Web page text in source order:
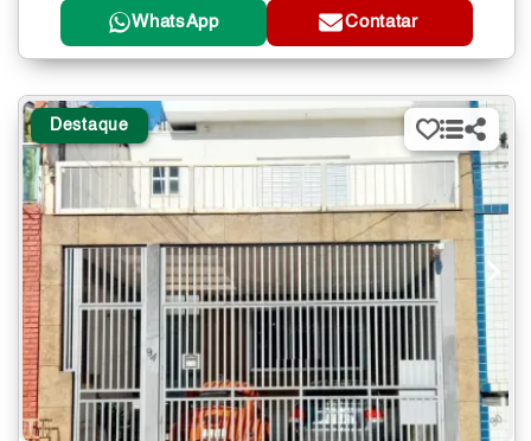
WhatsApp Contatar
Destaque